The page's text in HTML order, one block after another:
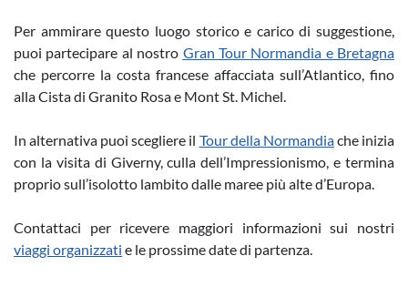
Per ammirare questo luogo storico e carico di suggestione,
puoi partecipare al nostro Gran Tour Normandia e Bretagna
che percorre la costa francese affacciata sull’Atlantico, fino
alla Cista di Granito Rosa e Mont St. Michel.
In alternativa puoi scegliere il Tour della Normandiache inizia
con la visita di Giverny, culla dell’Impressionismo, e termina
proprio sull’isolotto lambito dalle maree più alte d’Europa.
Contattaci per ricevere maggiori informazioni sui nostri
viaggi organizzati e le prossime date di partenza.